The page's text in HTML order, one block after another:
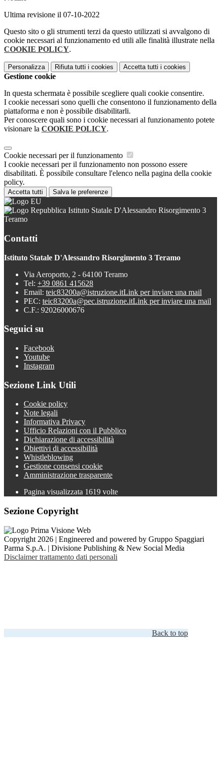
Ultima revisione il 07-10-2022
Questo sito o gli strumenti terzi da questo utilizzati si avvalgono di
cookie necessari al funzionamento ed utili alle finalità illustrate nella
COOKIE POLICY.
Personalizza Rifiuta tutti i cookies Accetta tutti i cookies
Gestione cookie
In questa schermata è possibile scegliere quali cookie consentire.
I cookie necessari sono quelli che consentono il funzionamento della
piattaforma e non è possibile disabilitarli.
Per conoscere quali sono i cookie necessari al funzionamento potete
visionare la COOKIE POLICY.
Cookie necessari per il funzionamento
I cookie necessari per il funzionamento non possono essere
disabilitati. È possibile consultare l'elenco nella pagina della cookie
policy.
Accetta tutti Salva le preferenze
Istituto Statale D'Alessandro Risorgimento 3
Teramo
Contatti
Istituto Statale D'Alessandro Risorgimento 3 Teramo
Via Aeroporto, 2 - 64100 Teramo
Tel: +39 0861 415628
Email: teic83200a@istruzione.itLink per inviare una mail
PEC: teic83200a@pec.istruzione.itLink per inviare una mail
C.F.: 92026000676
Seguici su
Facebook
Youtube
Instagram
Sezione Link Utili
Cookie policy
Note legali
Informativa Privacy
Ufficio Relazioni con il Pubblico
Dichiarazione di accessibilità
Obiettivi di accessibilità
Whistleblowing
Gestione consensi cookie
Amministrazione trasparente
Pagina visualizzata 1619 volte
Sezione Copyright
Copyright 2026 | Engineered and powered by Gruppo Spaggiari
Parma S.p.A. | Divisione Publishing & New Social Media
Disclaimer trattamento dati personali
Back to top